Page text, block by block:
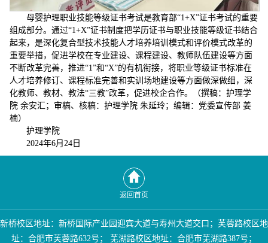
母婴护理职业技能等级证书考试是教育部“1+X”证书考试的重要
组成部分。通过“1+X”证书制度把学历证书与职业技能等级证书结合
起来，是深化复合型技术技能人才培养培训模式和评价模式改革的
重要举措，促进学校在专业建设、课程建设、教师队伍建设等方面
不断改革完善，推进“1”和“X”的有机衔接，将职业等级证书标准在
人才培养修订、课程标准完善和实训场地建设等方面做深做细，深
化教师、教材、教法“三教”改革，促进校企合作。（撰稿：护理学
院 余安汇；审稿、核稿：护理学院 朱延玲；编辑：党委宣传部 姜
楠）
护理学院
2024年6月24日
返回首页
新桥校区地址：新桥国际产业园迎宾大道与寿州大道交口；芙蓉路校区地
址：合肥市芙蓉路632号； 芜湖路校区地址：合肥市芜湖路387号；